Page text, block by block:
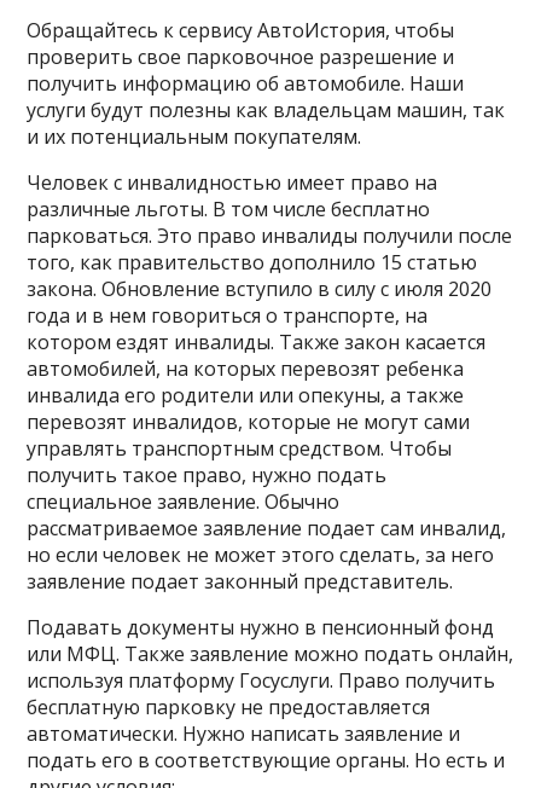
Обращайтесь к сервису АвтоИстория, чтобы
проверить свое парковочное разрешение и
получить информацию об автомобиле. Наши
услуги будут полезны как владельцам машин, так
и их потенциальным покупателям.
Человек с инвалидностью имеет право на
различные льготы. В том числе бесплатно
парковаться. Это право инвалиды получили после
того, как правительство дополнило 15 статью
закона. Обновление вступило в силу с июля 2020
года и в нем говориться о транспорте, на
котором ездят инвалиды. Также закон касается
автомобилей, на которых перевозят ребенка
инвалида его родители или опекуны, а также
перевозят инвалидов, которые не могут сами
управлять транспортным средством. Чтобы
получить такое право, нужно подать
специальное заявление. Обычно
рассматриваемое заявление подает сам инвалид,
но если человек не может этого сделать, за него
заявление подает законный представитель.
Подавать документы нужно в пенсионный фонд
или МФЦ. Также заявление можно подать онлайн,
используя платформу Госуслуги. Право получить
бесплатную парковку не предоставляется
автоматически. Нужно написать заявление и
подать его в соответствующие органы. Но есть и